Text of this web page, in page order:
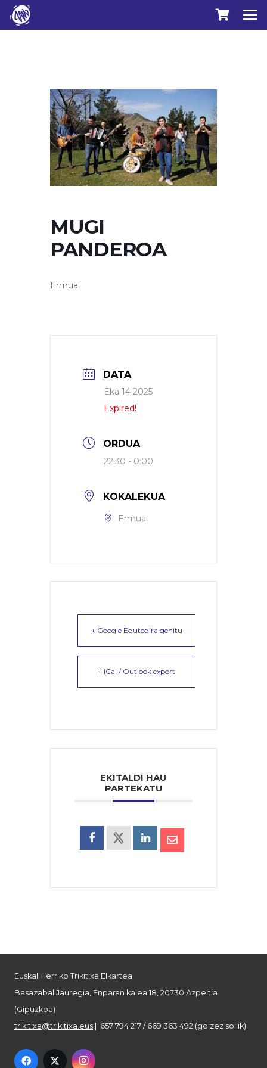
MUGI
PANDEROA
Ermua
DATA
Eka 14 2025
Expired!
ORDUA
22:30 - 0:00
KOKALEKUA
Ermua
+ Google Egutegira gehitu
+ iCal / Outlook export
EKITALDI HAU
PARTEKATU
Euskal Herriko Trikitixa Elkartea
Basazabal Jauregia, Enparan kalea 18, 20730 Azpeitia
(Gipuzkoa)
trikitixa@trikitixa.eus | 657 794 217 / 669 363 492 (goizez soilik)